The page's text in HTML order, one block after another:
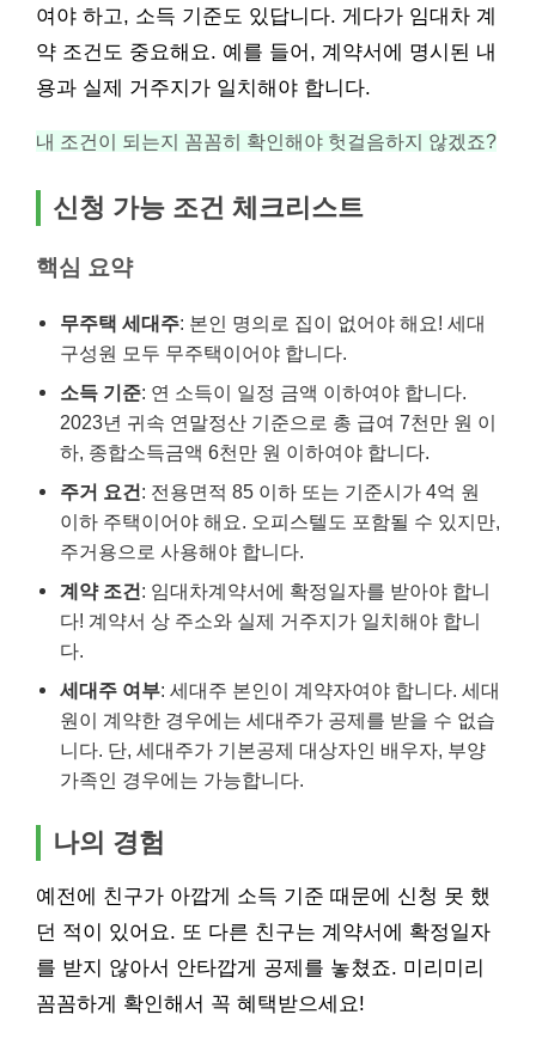
여야 하고, 소득 기준도 있답니다. 게다가 임대차 계
약 조건도 중요해요. 예를 들어, 계약서에 명시된 내
용과 실제 거주지가 일치해야 합니다.
내 조건이 되는지 꼼꼼히 확인해야 헛걸음하지 않겠죠?
신청 가능 조건 체크리스트
핵심 요약
무주택 세대주: 본인 명의로 집이 없어야 해요! 세대
구성원 모두 무주택이어야 합니다.
소득 기준: 연 소득이 일정 금액 이하여야 합니다.
2023년 귀속 연말정산 기준으로 총 급여 7천만 원 이
하, 종합소득금액 6천만 원 이하여야 합니다.
주거 요건: 전용면적 85 이하 또는 기준시가 4억 원
이하 주택이어야 해요. 오피스텔도 포함될 수 있지만,
주거용으로 사용해야 합니다.
계약 조건: 임대차계약서에 확정일자를 받아야 합니
다! 계약서 상 주소와 실제 거주지가 일치해야 합니
다.
세대주 여부: 세대주 본인이 계약자여야 합니다. 세대
원이 계약한 경우에는 세대주가 공제를 받을 수 없습
니다. 단, 세대주가 기본공제 대상자인 배우자, 부양
가족인 경우에는 가능합니다.
나의 경험
예전에 친구가 아깝게 소득 기준 때문에 신청 못 했
던 적이 있어요. 또 다른 친구는 계약서에 확정일자
를 받지 않아서 안타깝게 공제를 놓쳤죠. 미리미리
꼼꼼하게 확인해서 꼭 혜택받으세요!